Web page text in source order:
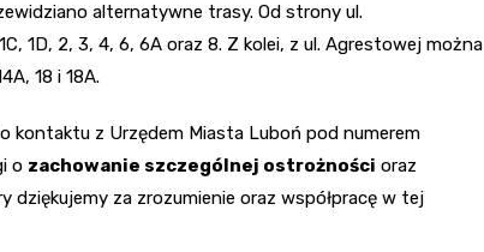
alternatywne trasy. Od strony ul.
1D, 2, 3, 4, 6, 6A oraz 8. Z kolei, z ul. Agrestowej można
18 i 18A.
kontaktu z Urzędem Miasta Luboń pod numerem
o zachowanie szczególnej ostrożności oraz
za zrozumienie oraz współpracę w tej